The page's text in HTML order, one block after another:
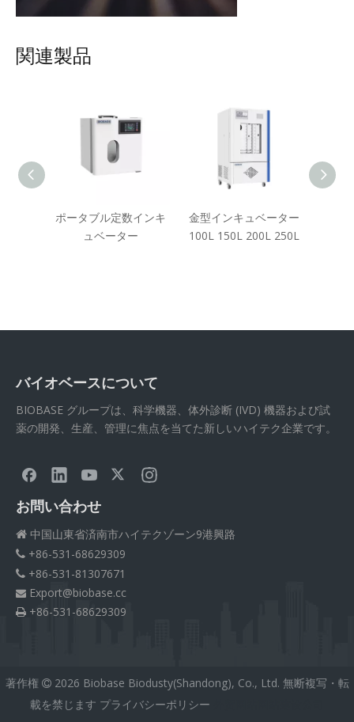
関連製品
ポータブル定数インキ
ュベーター
金型インキュベーター
100L 150L 200L 250L
バイオベースについて
BIOBASE グループは、科学機器、体外診断 (IVD) 機器および試
薬の開発、生産、管理に焦点を当てた新しいハイテク企業です。
お問い合わせ
 中国山東省済南市ハイテクゾーン9港興路
 +86-531-68629309
 +86-531-81307671
 Export@biobase.cc
 +86-531-68629309
著作権  2026 Biobase Biodusty(Shandong), Co., Ltd. 無断複写・転
載を禁じます プライバシーポリシー